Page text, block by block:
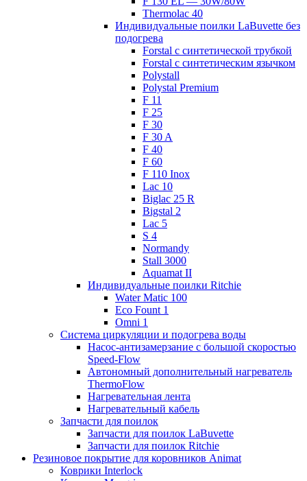
Thermolac 40
Индивидуальные поилки LaBuvette без
подогрева
Forstal с синтетической трубкой
Forstal с синтетическим язычком
Polystall
Polystal Premium
F 11
F 25
F 30
F 30 A
F 40
F 60
F 110 Inox
Lac 10
Biglac 25 R
Bigstal 2
Lac 5
S 4
Normandy
Stall 3000
Aquamat II
Индивидуальные поилки Ritchie
Water Matic 100
Eco Fount 1
Omni 1
Система циркуляции и подогрева воды
Насос-антизамерзание с большой скоростью
Speed-Flow
Автономный дополнительный нагреватель
ThermoFlow
Нагревательная лента
Нагревательный кабель
Запчасти для поилок
Запчасти для поилок LaBuvette
Запчасти для поилок Ritchie
Резиновое покрытие для коровников Animat
Коврики Interlock